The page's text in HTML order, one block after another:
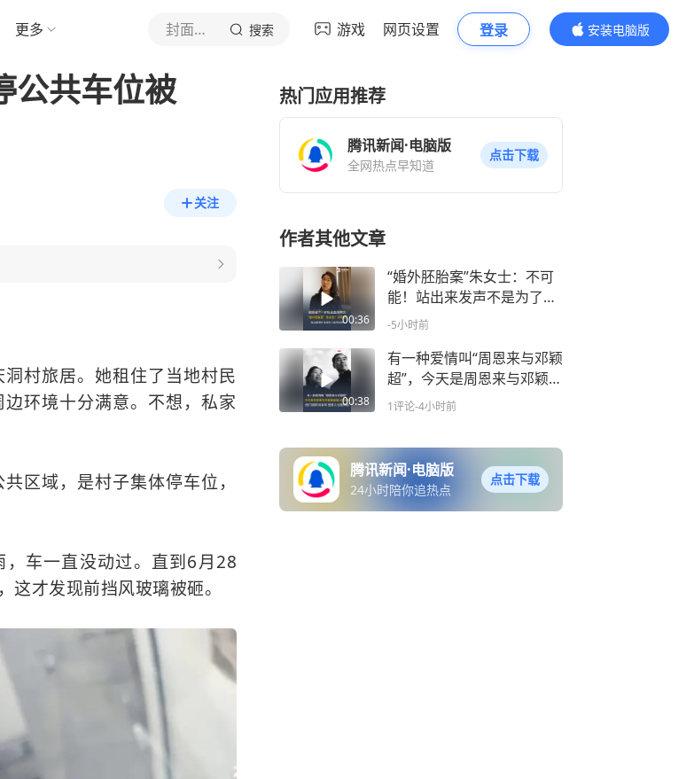
更多 封面新闻 搜索 游戏 网页设置 登录
安装电脑版
内容更精彩
公共车位被
关注
村旅居。她租住了当地村民
环境十分满意。不想，私家
区域，是村子集体停车位，
车一直没动过。直到6月28
才发现前挡风玻璃被砸。
热门应用推荐
腾讯新闻·电脑版
全网热点早知道
点击下载
作者其他文章
00:36
“婚外胚胎案”朱女士：不可
能！站出来发声不是为了起
号用的
-5小时前
00:38
有一种爱情叫“周恩来与邓颖
超”，今天是周恩来与邓颖超
结婚101周年，他们相伴50
1评论-4小时前
腾讯新闻·电脑版
24小时陪你追热点
点击下载